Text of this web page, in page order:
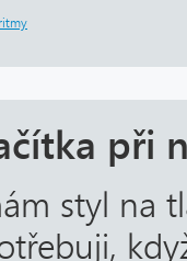
při
styl na